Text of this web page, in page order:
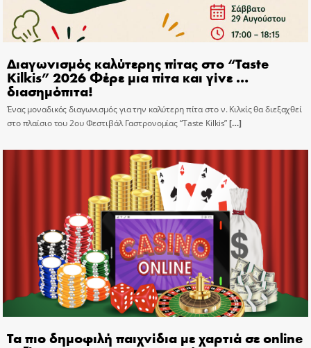
Διαγωνισμός καλύτερης πίτας στο “Taste
Kilkis” 2026 Φέρε μια πίτα και γίνε …
διασημόπιτα!
Ένας μοναδικός διαγωνισμός για την καλύτερη πίτα στο ν. Κιλκίς θα διεξαχθεί
στο πλαίσιο του 2ου Φεστιβάλ Γαστρονομίας “Taste Kilkis”[…]
Τα πιο δημοφιλή παιχνίδια με χαρτιά σε online